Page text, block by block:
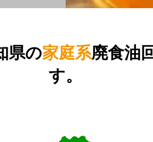
県の家庭系廃食油
す。